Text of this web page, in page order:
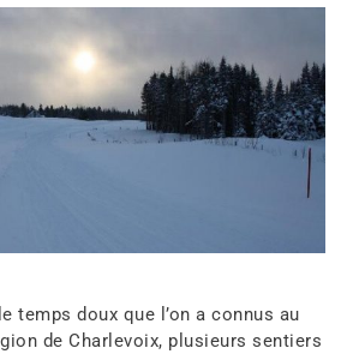
temps doux que l’on a connus au
de Charlevoix, plusieurs sentiers